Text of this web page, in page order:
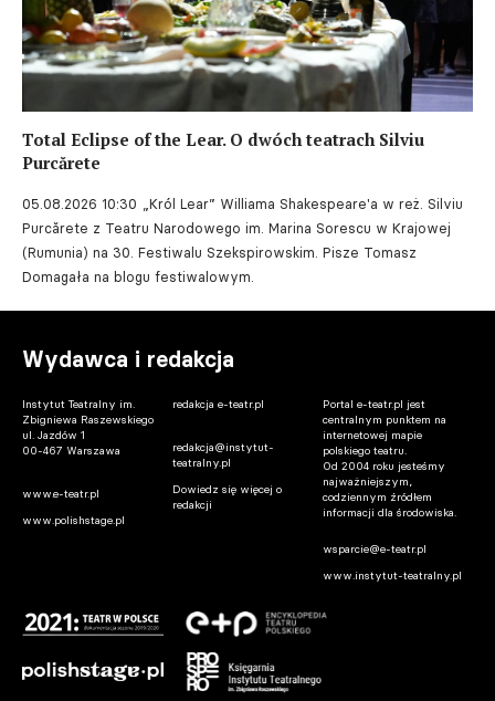
Total Eclipse of the Lear. O dwóch teatrach Silviu
Purcărete
05.08.2026 10:30
„Król Lear” Williama Shakespeare'a w reż. Silviu
Purcărete z Teatru Narodowego im. Marina Sorescu w Krajowej
(Rumunia) na 30. Festiwalu Szekspirowskim. Pisze Tomasz
Domagała na blogu festiwalowym.
Wydawca i redakcja
Instytut Teatralny im.
Zbigniewa Raszewskiego
ul. Jazdów 1
00-467 Warszawa
www.e-teatr.pl
www.polishstage.pl
redakcja e-teatr.pl
redakcja@instytut-
teatralny.pl
Dowiedz się więcej o
redakcji
Portal e-teatr.pl jest
centralnym punktem na
internetowej mapie
polskiego teatru.
Od 2004 roku jesteśmy
najważniejszym,
codziennym źródłem
informacji dla środowiska.
wsparcie@e-teatr.pl
www.instytut-teatralny.pl